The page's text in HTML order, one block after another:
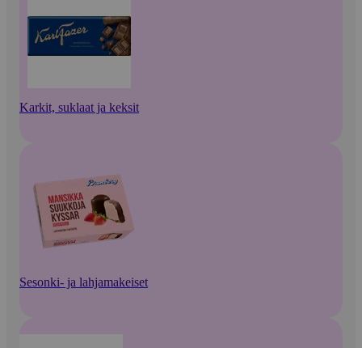
Karkit, suklaat ja keksit
Sesonki- ja lahjamakeiset